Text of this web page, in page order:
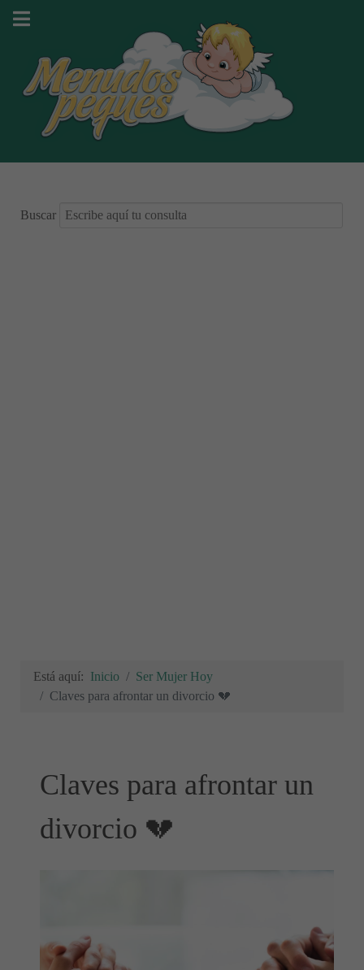
Buscar
Está aquí: Inicio
Ser Mujer Hoy
Claves para afrontar un divorcio 💔
Claves para afrontar un
divorcio 💔